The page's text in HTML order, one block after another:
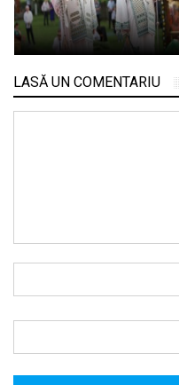
LASĂ UN COMENTARIU